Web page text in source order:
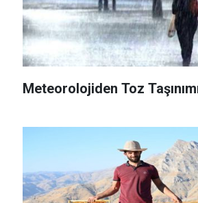
Meteorolojiden Toz